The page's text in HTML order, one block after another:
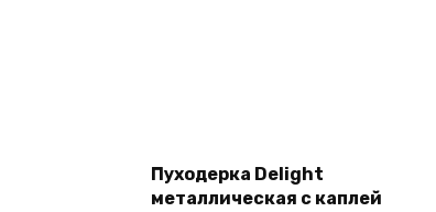
Пуходерка Delight
металлическая с каплей